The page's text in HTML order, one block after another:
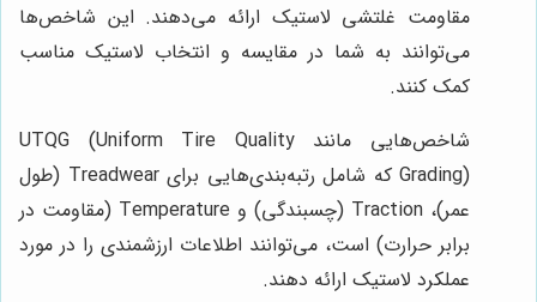
مقاومت غلتشی لاستیک ارائه می‌دهند. این شاخص‌ها
می‌توانند به شما در مقایسه و انتخاب لاستیک مناسب
کمک کنند.
شاخص‌هایی مانند UTQG (Uniform Tire Quality
Grading) که شامل رتبه‌بندی‌هایی برای Treadwear (طول
عمر)، Traction (چسبندگی) و Temperature (مقاومت در
برابر حرارت) است، می‌توانند اطلاعات ارزشمندی را در مورد
عملکرد لاستیک ارائه دهند.